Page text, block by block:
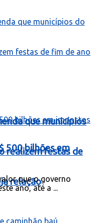
que municípios
realizem festas de
relação
500 bilhões em
que o governo
ano, até a ...